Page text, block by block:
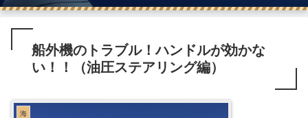
船外機のトラブル！ハンドルが効かな
い！！（油圧ステアリング編）
海